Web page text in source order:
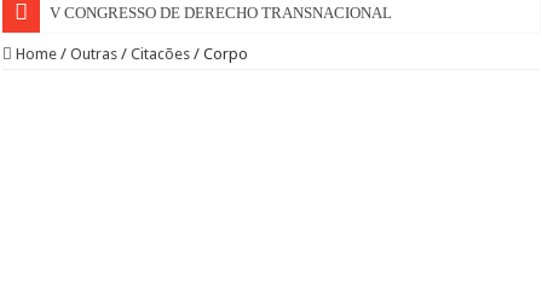
V CONGRESSO DE DERECHO TRANSNACIONAL
Home / Outras / Citacões / Corpo